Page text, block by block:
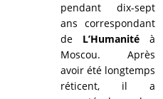
pendant dix-sept
ans correspondant
de L’Humanité à
Moscou. Après
avoir été longtemps
réticent, il a